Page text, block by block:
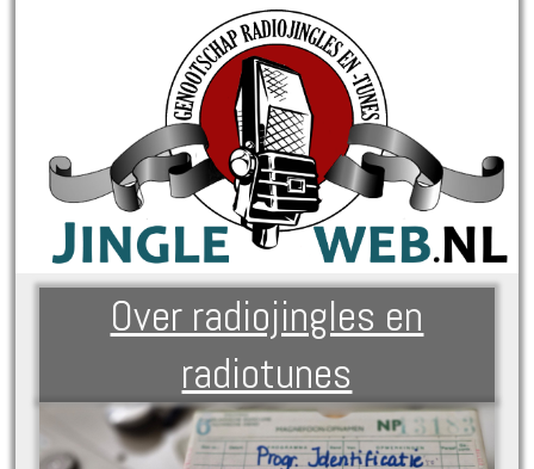
Over radiojingles en
radiotunes